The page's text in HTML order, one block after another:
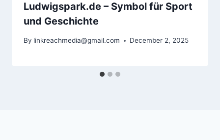
Ludwigspark.de – Symbol für Sport
und Geschichte
By linkreachmedia@gmail.com December 2, 2025